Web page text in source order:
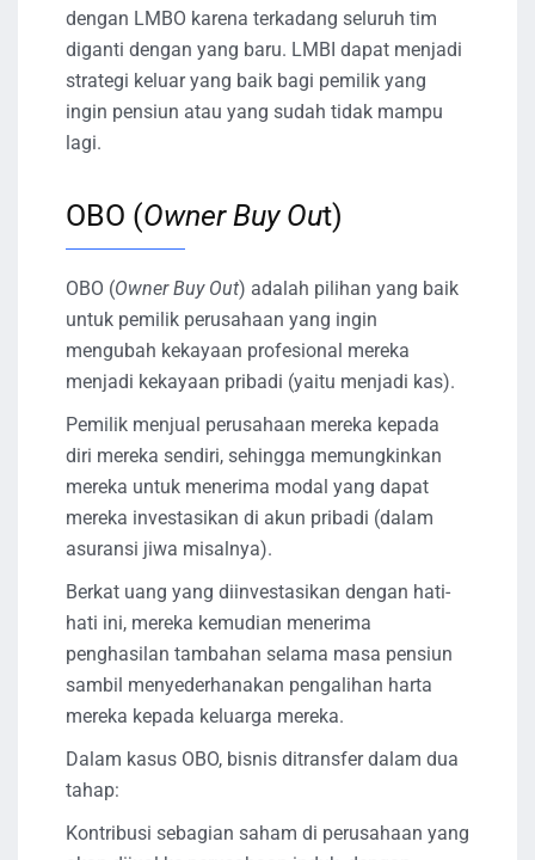
dengan LMBO karena terkadang seluruh tim
diganti dengan yang baru. LMBI dapat menjadi
strategi keluar yang baik bagi pemilik yang
ingin pensiun atau yang sudah tidak mampu
lagi.
OBO (Owner Buy Out)
OBO (Owner Buy Out) adalah pilihan yang baik
untuk pemilik perusahaan yang ingin
mengubah kekayaan profesional mereka
menjadi kekayaan pribadi (yaitu menjadi kas).
Pemilik menjual perusahaan mereka kepada
diri mereka sendiri, sehingga memungkinkan
mereka untuk menerima modal yang dapat
mereka investasikan di akun pribadi (dalam
asuransi jiwa misalnya).
Berkat uang yang diinvestasikan dengan hati-
hati ini, mereka kemudian menerima
penghasilan tambahan selama masa pensiun
sambil menyederhanakan pengalihan harta
mereka kepada keluarga mereka.
Dalam kasus OBO, bisnis ditransfer dalam dua
tahap:
Kontribusi sebagian saham di perusahaan yang